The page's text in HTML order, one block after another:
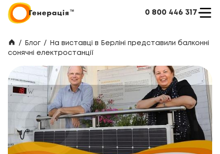
0 800 446 317
/ Блог /
На виставці в Берліні представили балконні
сонячні електростанції